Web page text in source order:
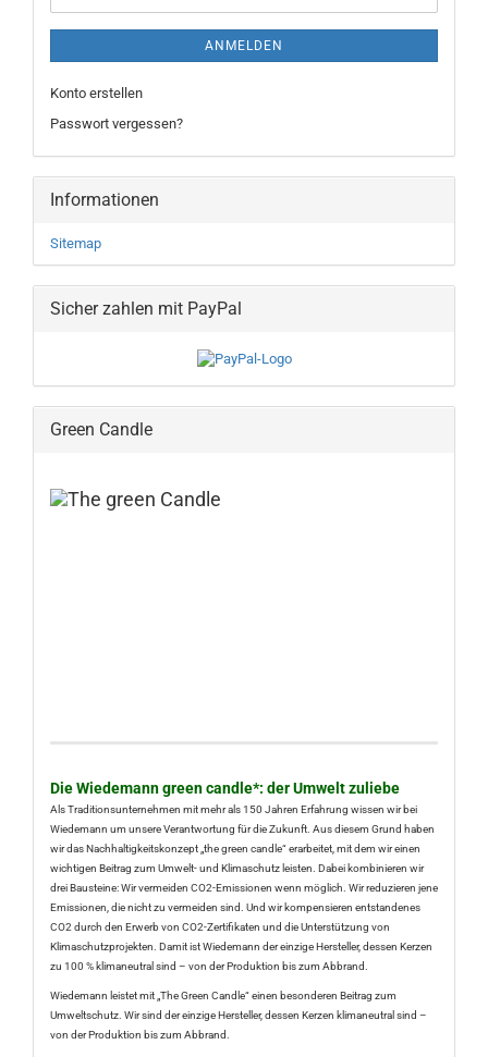
ANMELDEN
Konto erstellen
Passwort vergessen?
Informationen
Sitemap
Sicher zahlen mit PayPal
Green Candle
Die Wiedemann green candle*: der Umwelt zuliebe
Als Traditionsunternehmen mit mehr als 150 Jahren Erfahrung wissen wir bei
Wiedemann um unsere Verantwortung für die Zukunft. Aus diesem Grund haben
wir das Nachhaltigkeitskonzept „the green candle“ erarbeitet, mit dem wir einen
wichtigen Beitrag zum Umwelt- und Klimaschutz leisten. Dabei kombinieren wir
drei Bausteine: Wir vermeiden CO2-Emissionen wenn möglich. Wir reduzieren jene
Emissionen, die nicht zu vermeiden sind. Und wir kompensieren entstandenes
CO2 durch den Erwerb von CO2-Zertifikaten und die Unterstützung von
Klimaschutzprojekten. Damit ist Wiedemann der einzige Hersteller, dessen Kerzen
zu 100 % klimaneutral sind – von der Produktion bis zum Abbrand.
Wiedemann leistet mit „The Green Candle“ einen besonderen Beitrag zum
Umweltschutz. Wir sind der einzige Hersteller, dessen Kerzen klimaneutral sind –
von der Produktion bis zum Abbrand.